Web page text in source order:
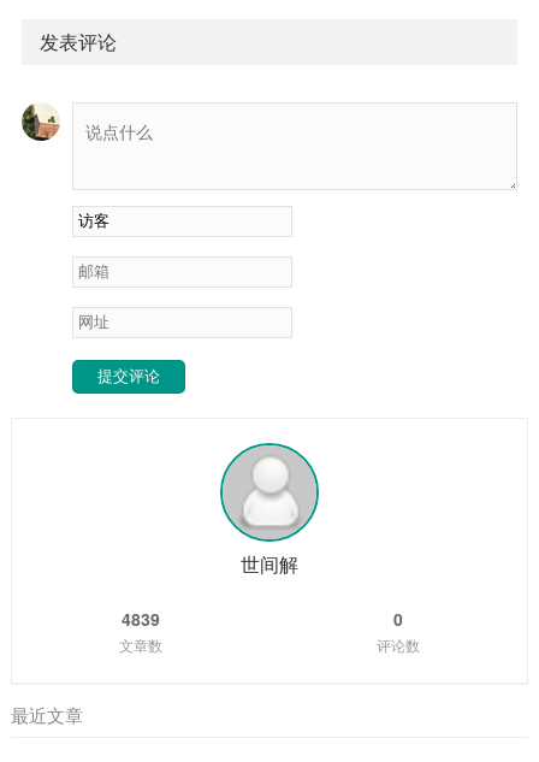
物？香灰为何物？香在焚燃过程中，不仅燃烧物质，更承载了
弟子的祈愿心念与仙家的降临加持。故而，香灰...
发表评论
提交评论
世间解
4839
文章数
0
评论数
最近文章